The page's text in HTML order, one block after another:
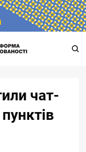
чат-